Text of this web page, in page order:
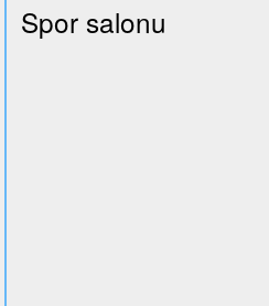
Spor salonu